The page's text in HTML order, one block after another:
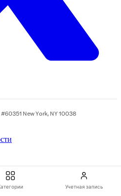
Учетная запись
New York, NY 10038